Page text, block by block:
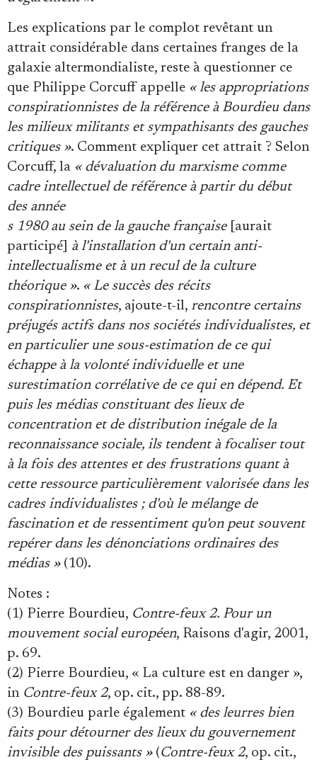
Les explications par le complot revêtant un
attrait considérable dans certaines franges de la
galaxie altermondialiste, reste à questionner ce
que Philippe Corcuff appelle « les appropriations
conspirationnistes de la référence à Bourdieu dans
les milieux militants et sympathisants des gauches
critiques ». Comment expliquer cet attrait ? Selon
Corcuff, la « dévaluation du marxisme comme
cadre intellectuel de référence à partir du début
des année
s 1980 au sein de la gauche française[aurait
participé] à l'installation d'un certain anti-
intellectualisme et à un recul de la culture
théorique ». « Le succès des récits
conspirationnistes, ajoute-t-il, rencontre certains
préjugés actifs dans nos sociétés individualistes, et
en particulier une sous-estimation de ce qui
échappe à la volonté individuelle et une
surestimation corrélative de ce qui en dépend. Et
puis les médias constituant des lieux de
concentration et de distribution inégale de la
reconnaissance sociale, ils tendent à focaliser tout
à la fois des attentes et des frustrations quant à
cette ressource particulièrement valorisée dans les
cadres individualistes ; d'où le mélange de
fascination et de ressentiment qu'on peut souvent
repérer dans les dénonciations ordinaires des
médias »(10).
Notes :
(1) Pierre Bourdieu, Contre-feux 2. Pour un
mouvement social européen, Raisons d'agir, 2001,
p. 69.
(2) Pierre Bourdieu, « La culture est en danger »,
in Contre-feux 2, op. cit., pp. 88-89.
(3) Bourdieu parle également « des leurres bien
faits pour détourner des lieux du gouvernement
invisible des puissants »(Contre-feux 2, op. cit.,